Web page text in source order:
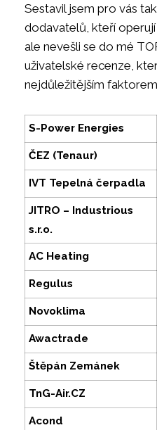
Sestavil jsem pro vás
dodavatelů, kteří operují
ale nevešli se do mé
uživatelské recenze,
nejdůležitějším
S-Power Energies
ČEZ (Tenaur)
IVT Tepelná čerpadla
JITRO – Industrious
s.r.o.
AC Heating
Regulus
Novoklima
Awactrade
Štěpán Zemánek
TnG-Air.CZ
Acond